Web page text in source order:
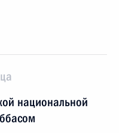
национальной